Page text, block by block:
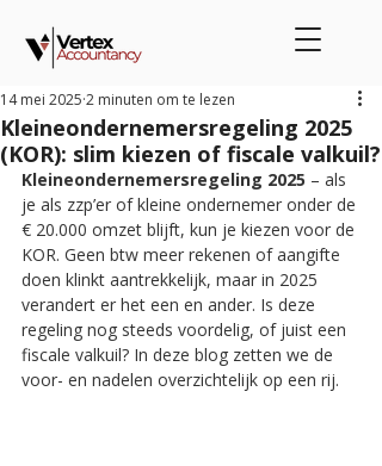
Kleineondernemersregeling 2025
(KOR): slim kiezen of fiscale valkuil?
14 mei 2025 2 minuten om te lezen
Kleineondernemersregeling 2025 – als
je als zzp’er of kleine ondernemer onder de
€ 20.000 omzet blijft, kun je kiezen voor de
KOR. Geen btw meer rekenen of aangifte
doen klinkt aantrekkelijk, maar in 2025
verandert er het een en ander. Is deze
regeling nog steeds voordelig, of juist een
fiscale valkuil? In deze blog zetten we de
voor- en nadelen overzichtelijk op een rij.